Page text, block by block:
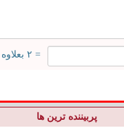
= ۲ بعلاوه ۲
پربیننده ترین ها